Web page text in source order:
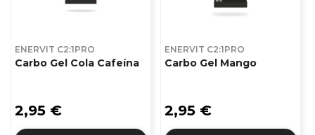
ENERVIT C2:1PRO
Carbo Gel Cola Cafeína
2,95 €
ENERVIT C2:1PRO
Carbo Gel Mango
2,95 €